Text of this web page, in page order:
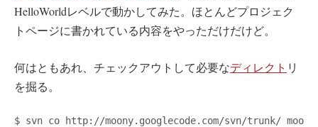
HelloWorldレベルで動かしてみた。ほとんどプロジェク
トページに書かれている内容をやっただけだけど。
何はともあれ、チェックアウトして必要なディレクト リ
を掘る。
$ svn co http://moony.googlecode.com/svn/trunk/ moony